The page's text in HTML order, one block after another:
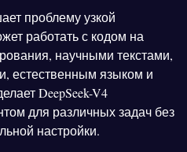
проблему узкой
работать с кодом на
научными текстами,
естественным языком и
DeepSeek-V4
для различных задач без
настройки.